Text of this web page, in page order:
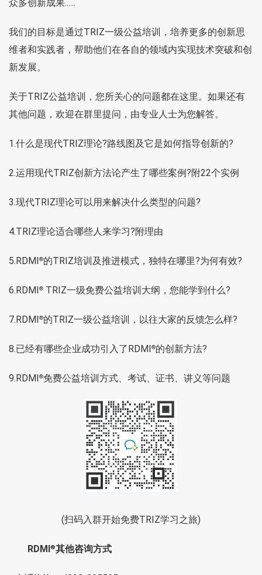
众多创新成果......
我们的目标是通过TRIZ一级公益培训，培养更多的创新思
维者和实践者，帮助他们在各自的领域内实现技术突破和创
新发展。
关于TRIZ公益培训，您所关心的问题都在这里。如果还有
其他问题，欢迎在群里提问，由专业人士为您解答。
1.什么是现代TRIZ理论?路线图及它是如何指导创新的?
2.运用现代TRIZ创新方法论产生了哪些案例?附22个实例
3.现代TRIZ理论可以用来解决什么类型的问题?
4.TRIZ理论适合哪些人来学习?附理由
5.RDMI®的TRIZ培训及推进模式，独特在哪里?为何有效?
6.RDMI® TRIZ一级免费公益培训大纲，您能学到什么?
7.RDMI®的TRIZ一级公益培训，以往大家的反馈怎么样?
8.已经有哪些企业成功引入了RDMI®的创新方法?
9.RDMI®免费公益培训方式、考试、证书、讲义等问题
(扫码入群开始免费TRIZ学习之旅)
RDMI®其他咨询方式